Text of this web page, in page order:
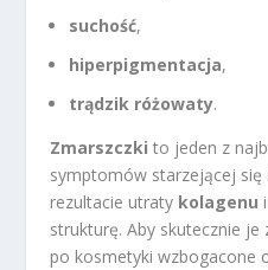
suchość,
hiperpigmentacja,
trądzik różowaty.
Zmarszczki to jeden z
symptomów starzejącej
rezultacie utraty kolagenu i
strukturę. Aby skutecznie
po kosmetyki wzbogacone